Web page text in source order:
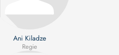
Ani Kiladze
Regie